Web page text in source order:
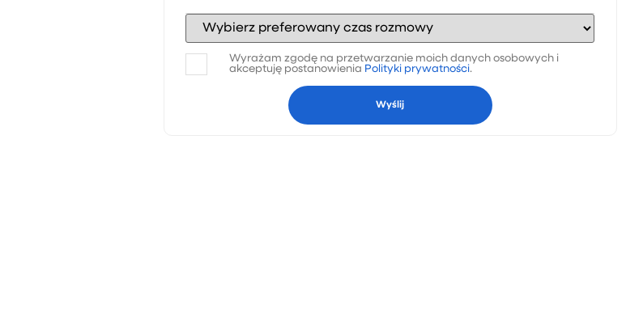
Wyrażam zgodę na przetwarzanie moich danych osobowych i
akceptuję postanowienia Polityki prywatności.